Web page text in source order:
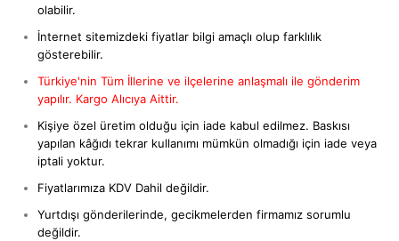
olabilir.
İnternet sitemizdeki fiyatlar bilgi amaçlı olup farklılık
gösterebilir.
Türkiye'nin Tüm İllerine ve ilçelerine anlaşmalı ile gönderim
yapılır. Kargo Alıcıya Aittir.
Kişiye özel üretim olduğu için iade kabul edilmez. Baskısı
yapılan kâğıdı tekrar kullanımı mümkün olmadığı için iade veya
iptali yoktur.
Fiyatlarımıza KDV Dahil değildir.
Yurtdışı gönderilerinde, gecikmelerden firmamız sorumlu
değildir.